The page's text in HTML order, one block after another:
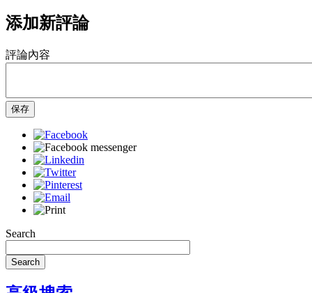
添加新評論
評論內容
保存
Search
Search